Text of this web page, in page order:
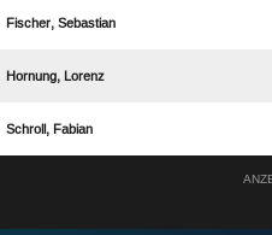
 
 
 